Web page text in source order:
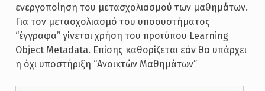
ενεργοποίηση του μετασχολιασμού των μαθημάτων.
Για τον μετασχολιασμό του υποσυστήματος
“έγγραφα” γίνεται χρήση του προτύπου Learning
Object Metadata. Επίσης καθορίζεται εάν θα υπάρχει
η όχι υποστήριξη “Ανοικτών Μαθημάτων”